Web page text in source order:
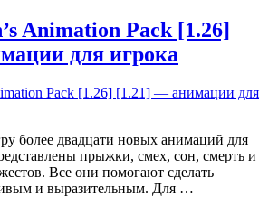
Animation Pack [1.26]
для игрока
более двадцати новых анимаций для
прыжки, смех, сон, смерть и
Все они помогают сделать
и выразительным. Для …